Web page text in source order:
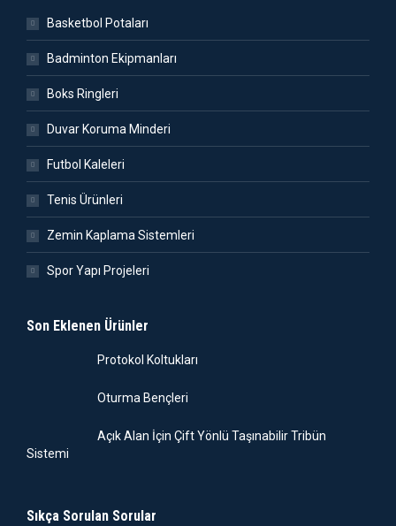
Basketbol Potaları
Badminton Ekipmanları
Boks Ringleri
Duvar Koruma Minderi
Futbol Kaleleri
Tenis Ürünleri
Zemin Kaplama Sistemleri
Spor Yapı Projeleri
Son Eklenen Ürünler
Protokol Koltukları
Oturma Bençleri
Açık Alan İçin Çift Yönlü Taşınabilir Tribün
Sistemi
Sıkça Sorulan Sorular